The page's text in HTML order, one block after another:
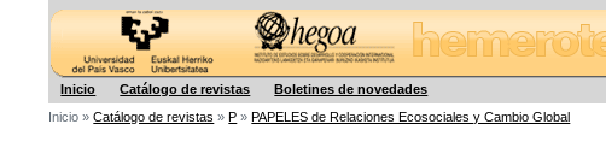
Inicio Catálogo de revistas Boletines de novedades
Inicio »Catálogo de revistas »P »PAPELES de Relaciones Ecosociales y Cambio Global